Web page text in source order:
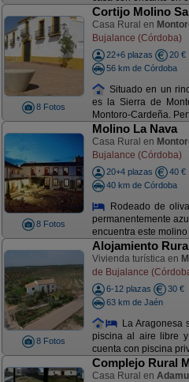
8 Fotos
Cortijo Molino
Casa Rural en
Bujalance (Córdoba)
22+6 plazas
20 €
56 km de Córdoba
Situado en un
es la Sierra de
Montoro-Cardeña.
8 Fotos
Molino La Nava
Casa Rural en
Bujalance (Córdoba)
20+4 plazas
40 €
40 km de Córdoba
Rodeado de
permanentemente
encuentra este
8 Fotos
Alojamiento
Vivienda turística en
de Bujalance
6-12 plazas
30 €
63 km de Jaén
La Aragonesa
piscina al aire libre
cuenta con piscina
Complejo Rural
Casa Rural en